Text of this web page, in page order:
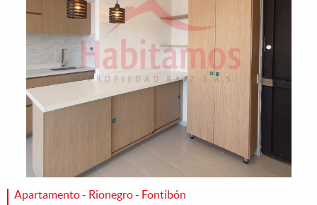
Apartamento - Rionegro - Fontibón